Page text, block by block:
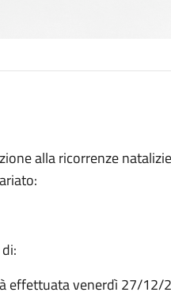
alla ricorrenze
effettuata venerdì 27/12/